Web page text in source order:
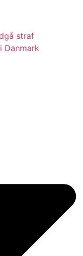
straf
Danmark